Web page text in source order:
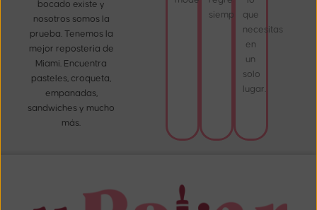
bocado existe y
nosotros somos la
prueba. Tenemos la
mejor reposteria de
Miami. Encuentra
pasteles, croqueta,
empanadas,
sandwiches y mucho
más.
siempre.que
necesitas
en
un
solo
lugar.